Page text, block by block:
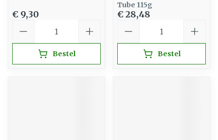
€ 9,30
Bestel
Tube 115g
€ 28,48
Bestel